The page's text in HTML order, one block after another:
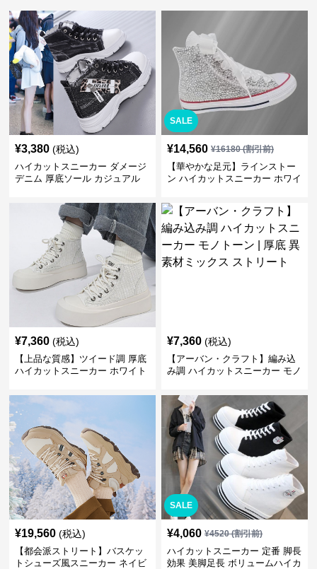
¥3,380 (税込)
ハイカットスニーカー ダメージ
デニム 厚底ソール カジュアル
かわいい 学校 日常使い 履きや
SALE
¥14,560 ¥16180(割引前)
【華やかな足元】ラインストー
ン ハイカットスニーカー ホワイ
ボン
¥7,360 (税込)
【上品な質感】ツイード調 厚底
ハイカットスニーカー ホワイト
ビ クラシック
¥7,360 (税込)
【アーバン・クラフト】編み込
み調 ハイカットスニーカー モノ
トリート
¥19,560 (税込)
【都会派ストリート】バスケッ
トシューズ風スニーカー ネイビ
SALE
¥4,060 ¥4520(割引前)
ハイカットスニーカー 定番 脚長
効果 美脚足長 ボリュームハイカ